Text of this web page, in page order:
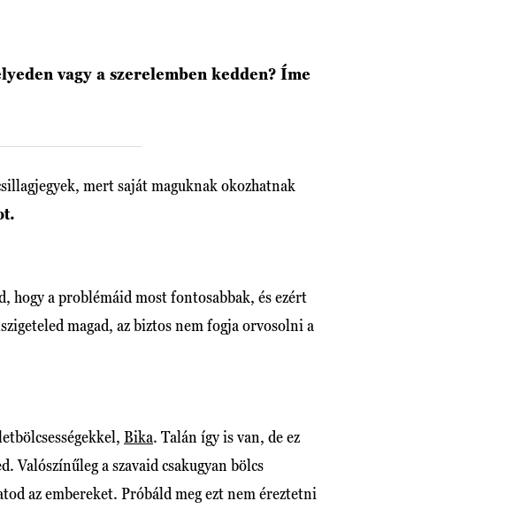
vagy a szerelemben kedden? Íme
mert saját maguknak okozhatnak
hogy a problémáid most fontosabbak, és ezért
magad, az biztos nem fogja orvosolni a
Bika. Talán így is van, de ez
Valószínűleg a szavaid csakugyan bölcs
az embereket. Próbáld meg ezt nem éreztetni